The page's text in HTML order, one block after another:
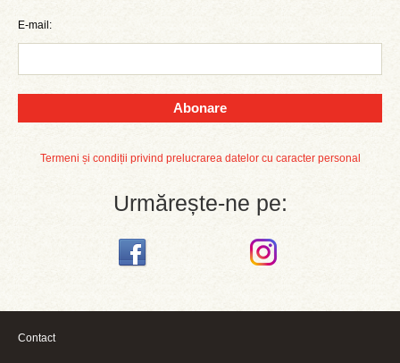
E-mail:
Abonare
Termeni și condiții privind prelucrarea datelor cu caracter personal
Urmărește-ne pe:
Contact